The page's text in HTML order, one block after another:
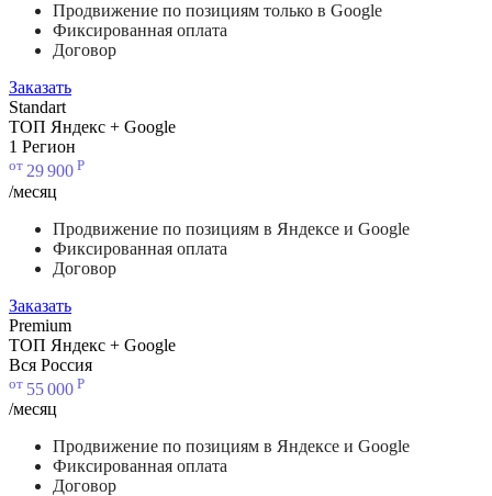
Продвижение по позициям только в Google
Фиксированная оплата
Договор
Заказать
Standart
ТОП Яндекс + Google
1 Регион
от 29900 Р
/месяц
Продвижение по позициям в Яндексе и Google
Фиксированная оплата
Договор
Заказать
Premium
ТОП Яндекс + Google
Вся Россия
от 55000 Р
/месяц
Продвижение по позициям в Яндексе и Google
Фиксированная оплата
Договор